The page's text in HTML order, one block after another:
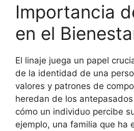
Importancia
en el
El linaje juega un papel
de la identidad de una
valores y patrones de
heredan de los
cómo un individuo percibe
ejemplo, una familia que ha